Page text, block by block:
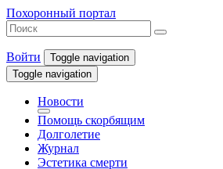
Похоронный портал
Войти
Toggle navigation
Toggle navigation
Новости
Помощь скорбящим
Долголетие
Журнал
Эстетика смерти